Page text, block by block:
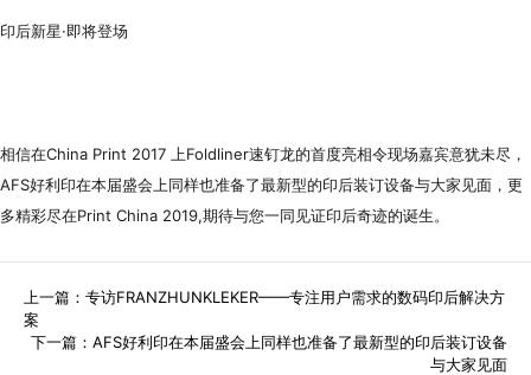
印后新星·即将登场
相信在China Print 2017 上Foldliner速钉龙的首度亮相令现场嘉宾意犹未尽，
AFS好利印在本届盛会上同样也准备了最新型的印后装订设备与大家见面，更
多精彩尽在Print China 2019,期待与您一同见证印后奇迹的诞生。
上一篇： 专访FRANZHUNKLEKER——专注用户需求的数码印后解决方
案
下一篇： AFS好利印在本届盛会上同样也准备了最新型的印后装订设备
与大家见面